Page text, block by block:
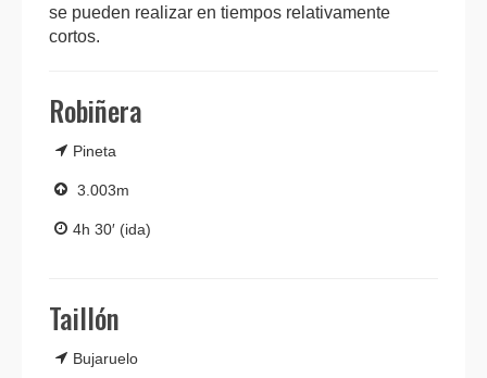
se pueden realizar en tiempos relativamente
cortos.
Robiñera
Pineta
3.003m
4h 30′ (ida)
Taillón
Bujaruelo